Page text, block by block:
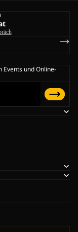
Events und Online-